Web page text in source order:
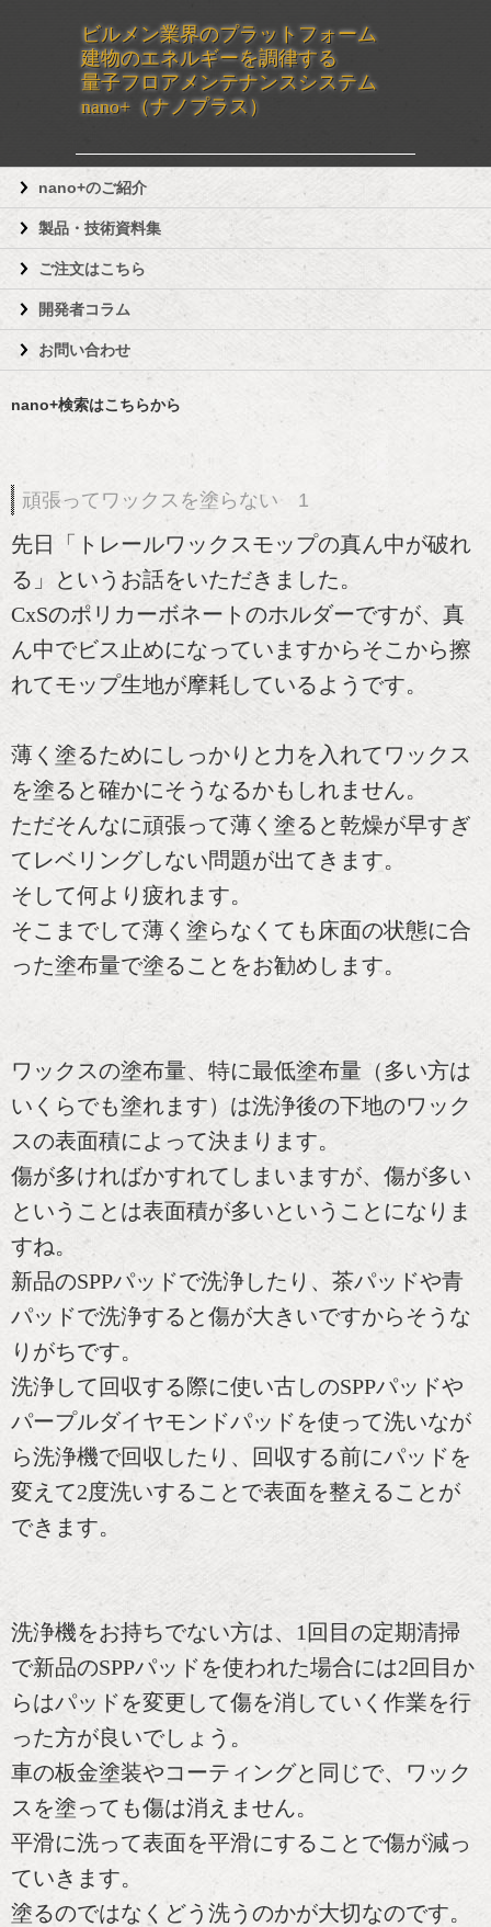
ビルメン業界のプラットフォーム
建物のエネルギーを調律する
量子フロアメンテナンスシステム
nano+（ナノプラス）
nano+のご紹介
製品・技術資料集
ご注文はこちら
開発者コラム
お問い合わせ
nano+検索はこちらから
頑張ってワックスを塗らない 1
先日「トレールワックスモップの真ん中が破れ
る」というお話をいただきました。
CxSのポリカーボネートのホルダーですが、真
ん中でビス止めになっていますからそこから擦
れてモップ生地が摩耗しているようです。
薄く塗るためにしっかりと力を入れてワックス
を塗ると確かにそうなるかもしれません。
ただそんなに頑張って薄く塗ると乾燥が早すぎ
てレベリングしない問題が出てきます。
そして何より疲れます。
そこまでして薄く塗らなくても床面の状態に合
った塗布量で塗ることをお勧めします。
ワックスの塗布量、特に最低塗布量（多い方は
いくらでも塗れます）は洗浄後の下地のワック
スの表面積によって決まります。
傷が多ければかすれてしまいますが、傷が多い
ということは表面積が多いということになりま
すね。
新品のSPPパッドで洗浄したり、茶パッドや青
パッドで洗浄すると傷が大きいですからそうな
りがちです。
洗浄して回収する際に使い古しのSPPパッドや
パープルダイヤモンドパッドを使って洗いなが
ら洗浄機で回収したり、回収する前にパッドを
変えて2度洗いすることで表面を整えることが
できます。
洗浄機をお持ちでない方は、1回目の定期清掃
で新品のSPPパッドを使われた場合には2回目か
らはパッドを変更して傷を消していく作業を行
った方が良いでしょう。
車の板金塗装やコーティングと同じで、ワック
スを塗っても傷は消えません。
平滑に洗って表面を平滑にすることで傷が減っ
ていきます。
塗るのではなくどう洗うのかが大切なのです。